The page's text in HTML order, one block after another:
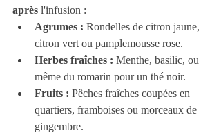
après l'infusion :
Agrumes : Rondelles de citron jaune,
citron vert ou pamplemousse rose.
Herbes fraîches : Menthe, basilic, ou
même du romarin pour un thé noir.
Fruits : Pêches fraîches coupées en
quartiers, framboises ou morceaux de
gingembre.